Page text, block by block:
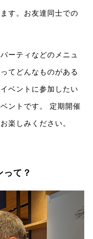
す。お友達同士での
ーティなどのメニュ
てどんなものがある
ベントに参加したい
ントです。 定期開催
楽しみください。
て？